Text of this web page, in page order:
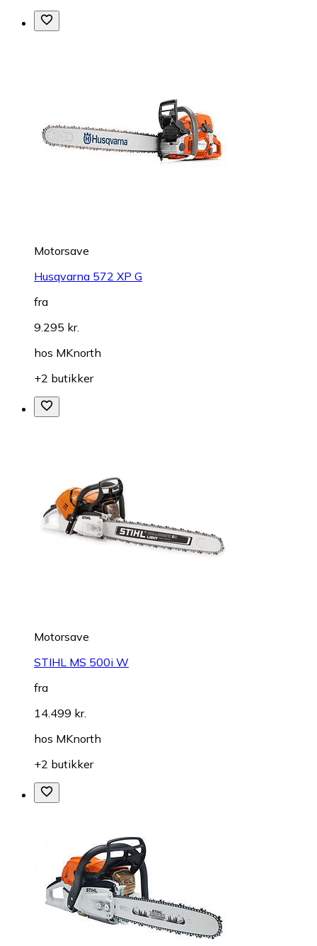
Motorsave
Husqvarna 572 XP G
fra
9.295 kr.
hos MKnorth
+2 butikker
Motorsave
STIHL MS 500i W
fra
14.499 kr.
hos MKnorth
+2 butikker